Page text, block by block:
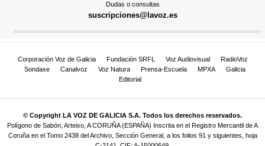
Dudas o consultas
suscripciones@lavoz.es
Corporación Voz de Galicia Fundación SRFL Voz Audiovisual
RadioVoz
Sondaxe
Canalvoz Voz Natura Prensa-Escuela MPXA
Galicia
Editorial
© Copyright LA VOZ DE GALICIA S.A. Todos los derechos reservados.
Polígono de Sabón, Arteixo, A CORUÑA (ESPAÑA) Inscrita en el Registro Mercantil de A
Coruña en el Tomo 2438 del Archivo, Sección General, a los folios 91 y siguientes, hoja